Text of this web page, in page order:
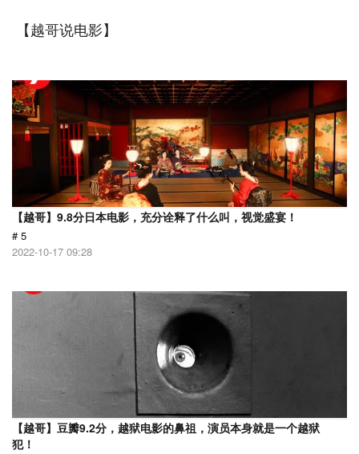
【越哥说电影】
【越哥】9.8分日本电影，充分诠释了什么叫，视觉盛宴！
# 5
2022-10-17 09:28
【越哥】豆瓣9.2分，越狱电影的鼻祖，演员本身就是一个越狱
犯！